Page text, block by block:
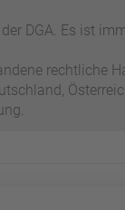
DGA. Es ist
rechtliche